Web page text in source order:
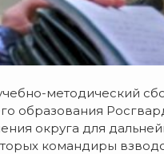
методический
образования
округа для
командиры